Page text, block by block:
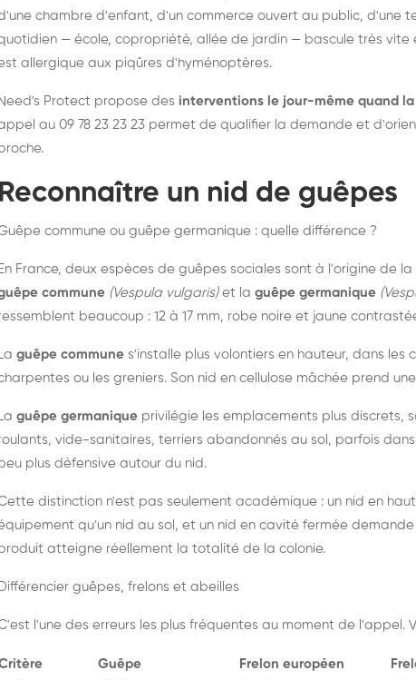
chambre d'enfant, d'un commerce ouvert au public, d'une
— école, copropriété, allée de jardin — bascule très vite
allergique aux piqûres d'hyménoptères.
Need's Protect propose des interventions le jour-même quand
au 09 78 23 23 23 permet de qualifier la demande et
Reconnaître un nid de guêpes
commune ou guêpe germanique : quelle différence ?
En France, deux espèces de guêpes sociales sont à l'origine de
commune (Vespula vulgaris)et la guêpe germanique
beaucoup : 12 à 17 mm, robe noire et jaune
La guêpe commune s'installe plus volontiers en hauteur, dans
ou les greniers. Son nid en cellulose mâchée prend
La guêpe germanique privilégie les emplacements plus discrets,
vide-sanitaires, terriers abandonnés au sol, parfois
plus défensive autour du nid.
distinction n'est pas seulement académique : un nid en
qu'un nid au sol, et un nid en cavité fermée
atteigne réellement la totalité de la colonie.
Différencier guêpes, frelons et abeilles
l'une des erreurs les plus fréquentes au moment de l'appel.
Guêpe Frelon européen